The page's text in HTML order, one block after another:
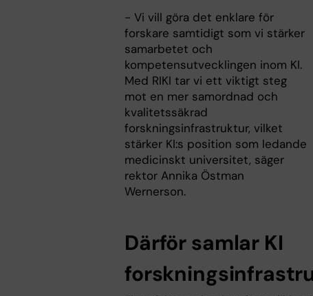
- Vi vill göra det enklare för
forskare samtidigt som vi stärker
samarbetet och
kompetensutvecklingen inom KI.
Med RIKI tar vi ett viktigt steg
mot en mer samordnad och
kvalitetssäkrad
forskningsinfrastruktur, vilket
stärker KI:s position som ledande
medicinskt universitet, säger
rektor Annika Östman
Wernerson.
Därför samlar KI